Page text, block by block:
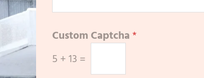
Custom Captcha*
5 +13 =